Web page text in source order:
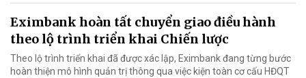
Eximbank hoàn tất chuyển giao điều hành
theo lộ trình triển khai Chiến lược
Theo lộ trình triển khai đã được xác lập, Eximbank đang từng bước
hoàn thiện mô hình quản trị thông qua việc kiện toàn cơ cấu HĐQT